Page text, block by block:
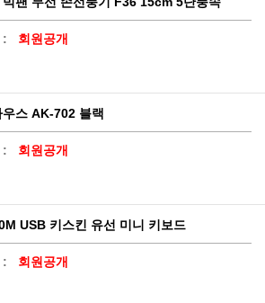
: 회원공개
우스 AK-702 블랙
: 회원공개
USB 키스킨 유선 미니 키보드
: 회원공개